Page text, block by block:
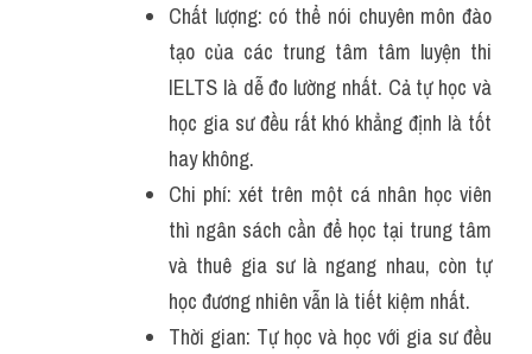
Chất lượng: có thể nói chuyên môn đào
tạo của các trung tâm tâm luyện thi
IELTS là dễ đo lường nhất. Cả tự học và
học gia sư đều rất khó khẳng định là tốt
hay không.
Chi phí: xét trên một cá nhân học viên
thì ngân sách cần để học tại trung tâm
và thuê gia sư là ngang nhau, còn tự
học đương nhiên vẫn là tiết kiệm nhất.
Thời gian: Tự học và học với gia sư đều